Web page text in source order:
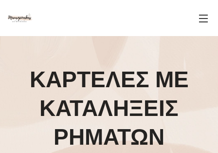
ΚΑΡΤΕΛΕΣ ΜΕ
ΚΑΤΑΛΗΞΕΙΣ
ΡΗΜΑΤΩΝ